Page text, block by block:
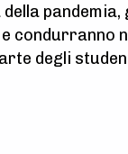
della
condurranno
degli